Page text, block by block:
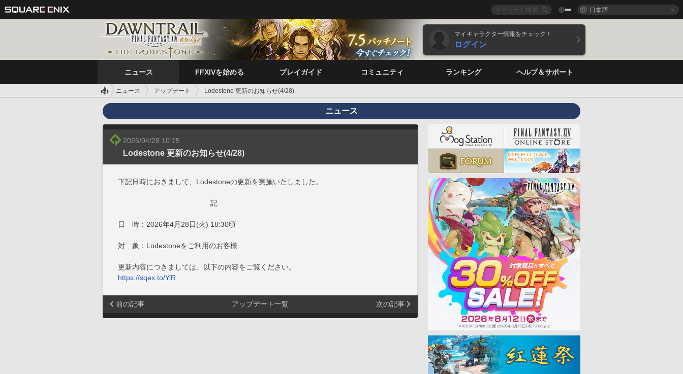
日本語
マイキャラクター情報をチェック！
ログイン
ニュース FFXIVを始める プレイガイド コミュニティ ランキング ヘルプ＆サポート
ニュース アップデート Lodestone 更新のお知らせ(4/28)
ニュース
2026/04/28 10:15
Lodestone 更新のお知らせ(4/28)
下記日時におきまして、Lodestoneの更新を実施いたしました。
記
日 時：2026年4月28日(火) 18:30頃
対 象：Lodestoneをご利用のお客様
更新内容につきましては、以下の内容をご覧ください。
https://sqex.to/YiR
前の記事 アップデート一覧 次の記事